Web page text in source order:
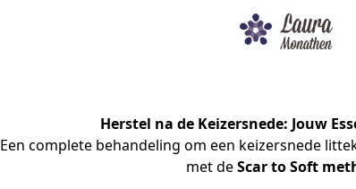
Herstel na de Keizersnede: Jouw
Een complete behandeling om een keizersnede
met de Scar to Soft